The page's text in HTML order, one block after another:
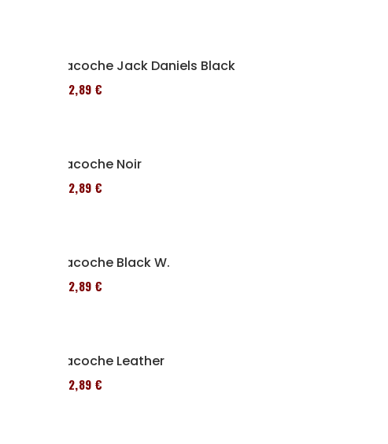
Sacoche Jack Daniels Black
152,89 €
Sacoche Noir
152,89 €
Sacoche Black W.
152,89 €
Sacoche Leather
152,89 €